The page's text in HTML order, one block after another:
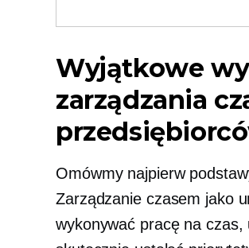
Wyjątkowe
zarządzania
Omówmy najpierw
Zarządzanie czasem jako
wykonywać pracę na